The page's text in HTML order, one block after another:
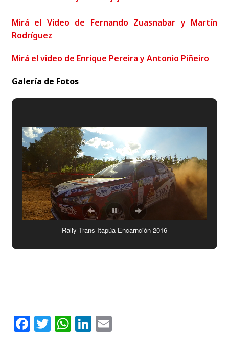
Mirá el Video de Fernando Zuasnabar y Martín
Rodríguez
Mirá el video de Enrique Pereira y Antonio Piñeiro
Galería de Fotos
Rally Trans Itapúa Encarnción 2016
Facebook
Twitter
WhatsApp
LinkedIn
Email